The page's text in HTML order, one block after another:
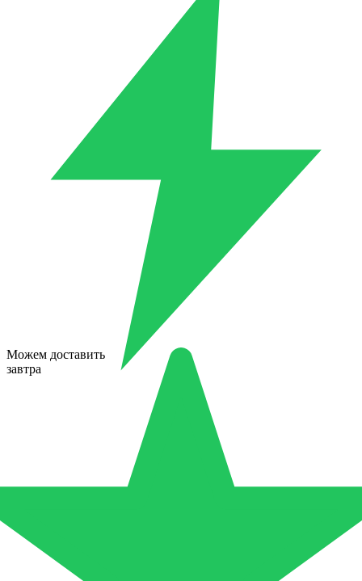
Можем доставить
завтра